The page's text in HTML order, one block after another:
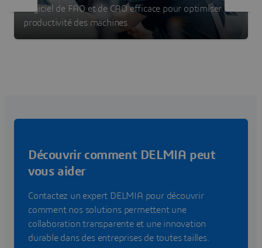
Logiciel de FAO et de CAO efficace pour optimiser la
productivité des machines
Découvrir comment DELMIA peut
vous aider
Contactez un expert DELMIA pour découvrir
comment nos solutions permettent une
collaboration transparente et une innovation
durable dans des entreprises de toutes tailles.